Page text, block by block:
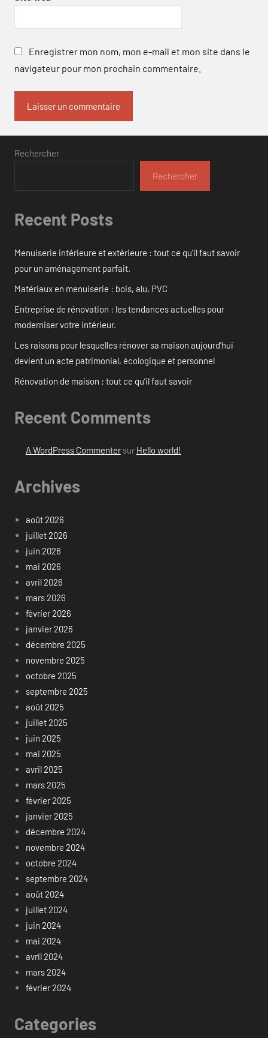
Enregistrer mon nom, mon e-mail et mon site dans le
navigateur pour mon prochain commentaire.
Rechercher
Rechercher
Recent Posts
Menuiserie intérieure et extérieure : tout ce qu’il faut savoir
pour un aménagement parfait.
Matériaux en menuiserie : bois, alu, PVC
Entreprise de rénovation : les tendances actuelles pour
moderniser votre intérieur.
Les raisons pour lesquelles rénover sa maison aujourd’hui
devient un acte patrimonial, écologique et personnel
Rénovation de maison : tout ce qu’il faut savoir
Recent Comments
A WordPress Commentersur Hello world!
Archives
août 2026
juillet 2026
juin 2026
mai 2026
avril 2026
mars 2026
février 2026
janvier 2026
décembre 2025
novembre 2025
octobre 2025
septembre 2025
août 2025
juillet 2025
juin 2025
mai 2025
avril 2025
mars 2025
février 2025
janvier 2025
décembre 2024
novembre 2024
octobre 2024
septembre 2024
août 2024
juillet 2024
juin 2024
mai 2024
avril 2024
mars 2024
février 2024
Categories